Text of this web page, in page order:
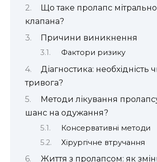
Що таке пролапс
клапана?
Причини виникнення
Фактори ризику
Діагностика: необхідність
тривога?
Методи лікування
шанс на одужання?
Консервативні методи
Хірургічне втручання
Життя з пролапсом: як